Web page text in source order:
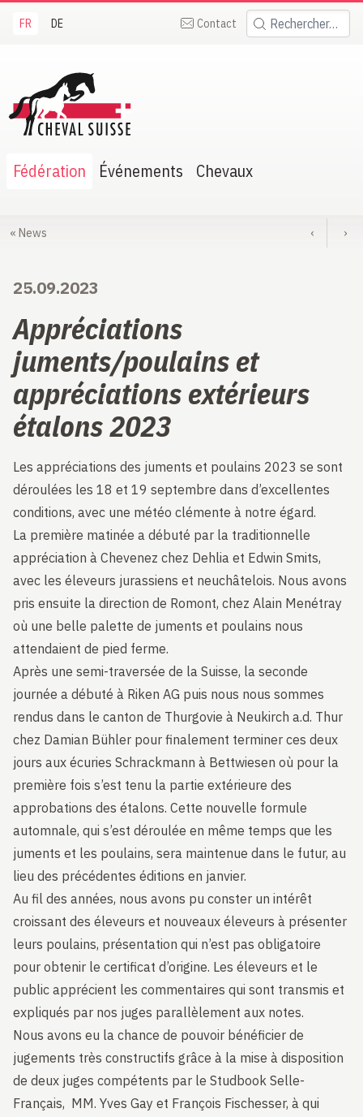
FR DE Contact Rechercher:
Suisse
Fédération Événements Chevaux
« News ‹ ›
25.09.2023
Appréciations
juments/poulains et
appréciations extérieurs
étalons 2023
Les appréciations des juments et poulains 2023 se sont
déroulées les 18 et 19 septembre dans d’excellentes
conditions, avec une météo clémente à notre égard.
La première matinée a débuté par la traditionnelle
appréciation à Chevenez chez Dehlia et Edwin Smits,
avec les éleveurs jurassiens et neuchâtelois. Nous avons
pris ensuite la direction de Romont, chez Alain Menétray
où une belle palette de juments et poulains nous
attendaient de pied ferme.
Après une semi-traversée de la Suisse, la seconde
journée a débuté à Riken AG puis nous nous sommes
rendus dans le canton de Thurgovie à Neukirch a.d. Thur
chez Damian Bühler pour finalement terminer ces deux
jours aux écuries Schrackmann à Bettwiesen où pour la
première fois s’est tenu la partie extérieure des
approbations des étalons. Cette nouvelle formule
automnale, qui s’est déroulée en même temps que les
juments et les poulains, sera maintenue dans le futur, au
lieu des précédentes éditions en janvier.
Au fil des années, nous avons pu conster un intérêt
croissant des éleveurs et nouveaux éleveurs à présenter
leurs poulains, présentation qui n’est pas obligatoire
pour obtenir le certificat d’origine. Les éleveurs et le
public apprécient les commentaires qui sont transmis et
expliqués par nos juges parallèlement aux notes.
Nous avons eu la chance de pouvoir bénéficier de
jugements très constructifs grâce à la mise à disposition
de deux juges compétents par le Studbook Selle-
Français, MM. Yves Gay et François Fischesser, à qui